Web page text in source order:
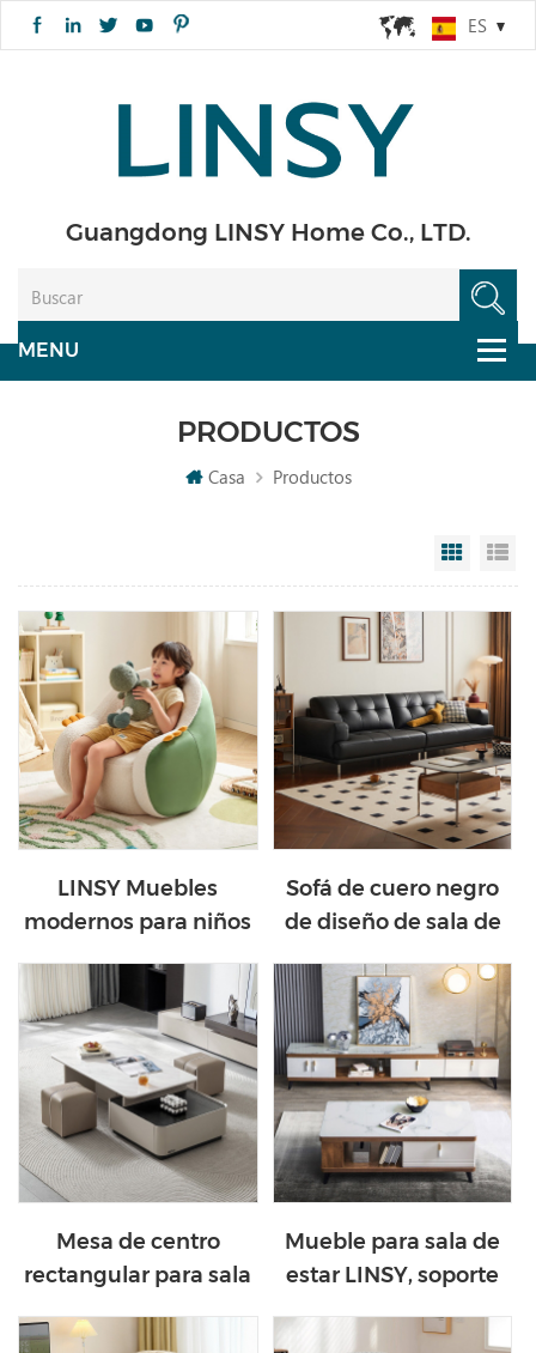
ES
Guangdong LINSY Home Co., LTD.
PRODUCTOS
Casa Productos
Grid
LINSY Muebles
modernos para niños
pequeño con tela
TBS371-A
Sofá de cuero negro
de diseño de sala de
PS160-A
Mesa de centro
rectangular para sala
LS883L1-A
Mueble para sala de
estar LINSY, soporte
LS186M1-A